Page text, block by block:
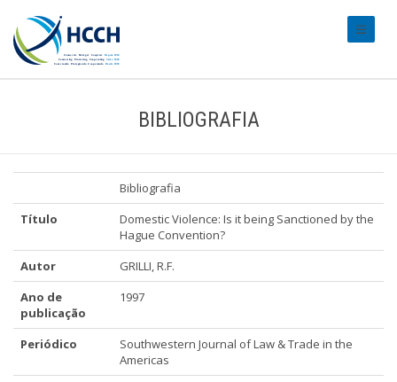
BIBLIOGRAFIA
Bibliografia
Título
Domestic Violence: Is it being Sanctioned by the
Hague Convention?
Autor
GRILLI, R.F.
Ano de
publicação
1997
Periódico
Southwestern Journal of Law & Trade in the
Americas